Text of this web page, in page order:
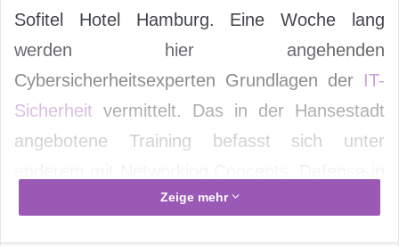
Sofitel Hotel Hamburg. Eine Woche lang
werden hier angehenden
Cybersicherheitsexperten Grundlagen der IT-
Sicherheit vermittelt. Das in der Hansestadt
angebotene Training befasst sich unter
Depth Strategien, Internet Security
Zeige mehr